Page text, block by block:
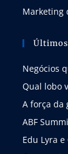
Marketing
Negócios
Qual lobo
A força da
ABF
Edu Lyra